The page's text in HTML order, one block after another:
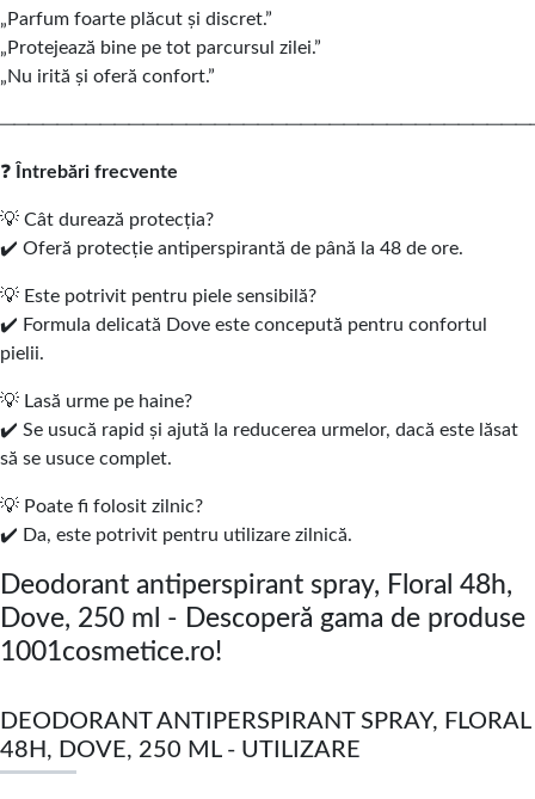
„Parfum foarte plăcut și discret.”
„Protejează bine pe tot parcursul zilei.”
„Nu irită și oferă confort.”
❓ Întrebări frecvente
💡 Cât durează protecția?
✔️ Oferă protecție antiperspirantă de până la 48 de ore.
💡 Este potrivit pentru piele sensibilă?
✔️ Formula delicată Dove este concepută pentru confortul
pielii.
💡 Lasă urme pe haine?
✔️ Se usucă rapid și ajută la reducerea urmelor, dacă este lăsat
să se usuce complet.
💡 Poate fi folosit zilnic?
✔️ Da, este potrivit pentru utilizare zilnică.
Deodorant antiperspirant spray, Floral 48h,
Dove, 250 ml - Descoperă gama de produse
1001cosmetice.ro!
DEODORANT ANTIPERSPIRANT SPRAY, FLORAL
48H, DOVE, 250 ML - UTILIZARE